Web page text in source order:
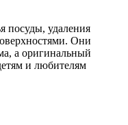
посуды, удаления
Они
а оригинальный
и любителям